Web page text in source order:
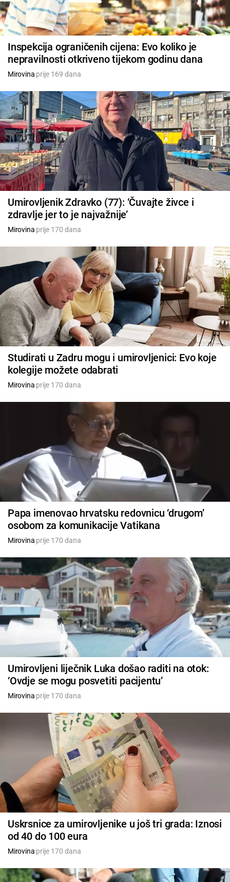
Inspekcija ograničenih cijena: Evo koliko je
nepravilnosti otkriveno tijekom godinu dana
Mirovina prije 169 dana
Umirovljenik Zdravko (77): ‘Čuvajte živce i
zdravlje jer to je najvažnije’
Mirovina prije 170 dana
Studirati u Zadru mogu i umirovljenici: Evo koje
kolegije možete odabrati
Mirovina prije 170 dana
Papa imenovao hrvatsku redovnicu ‘drugom’
osobom za komunikacije Vatikana
Mirovina prije 170 dana
Umirovljeni liječnik Luka došao raditi na otok:
‘Ovdje se mogu posvetiti pacijentu’
Mirovina prije 170 dana
Uskrsnice za umirovljenike u još tri grada: Iznosi
od 40 do 100 eura
Mirovina prije 170 dana